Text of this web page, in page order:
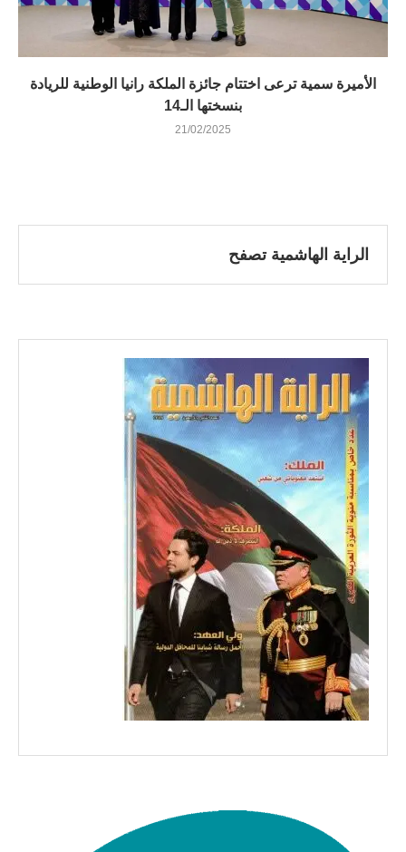
الأميرة سمية ترعى اختتام جائزة الملكة رانيا الوطنية للريادة
بنسختها الـ14
21/02/2025
الراية الهاشمية تصفح